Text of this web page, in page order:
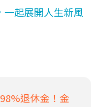
一起展開人生新風
退休金！金